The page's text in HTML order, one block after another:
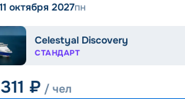
11 октября 2027пн
Celestyal Discovery
СТАНДАРТ
₽ / чел